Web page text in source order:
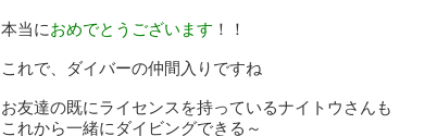
本当におめでとうございます ！！
これで、ダイバーの仲間入りですね
お友達の既にライセンスを持っているナイトウさんも
これから一緒にダイビングできる～